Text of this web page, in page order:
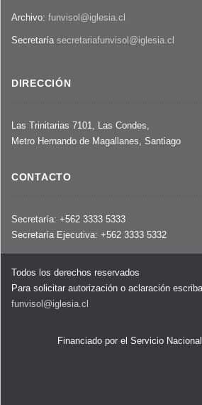
Archivo: funvisol@iglesia.cl
Secretaría secretariafunvisol@iglesia.cl
DIRECCIÓN
Las Trinitarias 7101, Las Condes,
Metro Hernando de Magallanes, Santiago
CONTACTO
Secretaría: +562 3333 5333
Secretaría Ejecutiva: +562 3333 5332
Todos los derechos reservados
Para solicitar autorización o aclaración
funvisol@iglesia.cl
Financiado por el Servicio